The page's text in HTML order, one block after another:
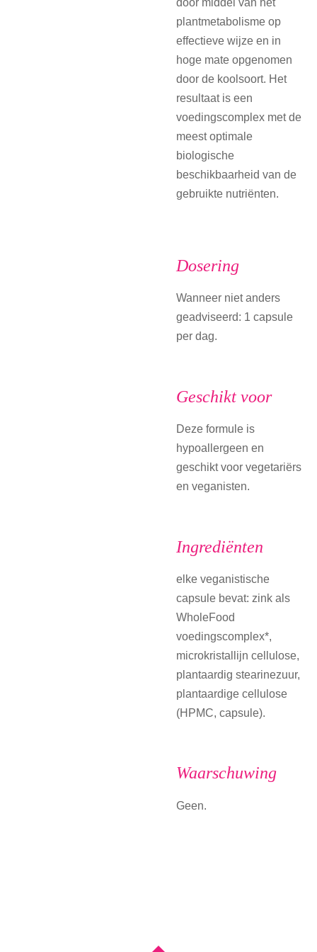
plantmetabolisme op
effectieve wijze en in
hoge mate opgenomen
door de koolsoort. Het
resultaat is een
voedingscomplex met de
meest optimale
biologische
beschikbaarheid van de
gebruikte nutriënten.
Dosering
Wanneer niet anders
geadviseerd: 1 capsule
per dag.
Geschikt voor
Deze formule is
hypoallergeen en
geschikt voor vegetariërs
en veganisten.
Ingrediënten
elke veganistische
capsule bevat: zink als
WholeFood
voedingscomplex*,
microkristallijn cellulose,
plantaardig stearinezuur,
plantaardige cellulose
(HPMC, capsule).
Waarschuwing
Geen.